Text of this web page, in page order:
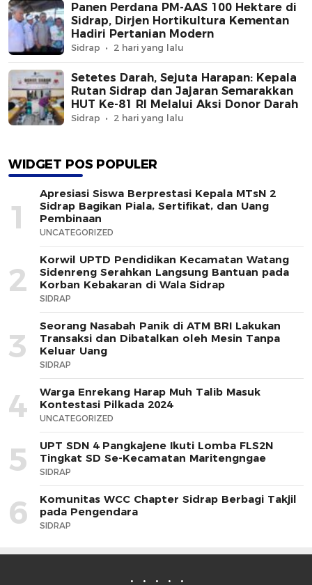
Panen Perdana PM-AAS 100 Hektare di
Sidrap, Dirjen Hortikultura Kementan
Hadiri Pertanian Modern
Sidrap 2 hari yang lalu
Setetes Darah, Sejuta Harapan: Kepala
Rutan Sidrap dan Jajaran Semarakkan
HUT Ke-81 RI Melalui Aksi Donor Darah
Sidrap 2 hari yang lalu
WIDGET POS POPULER
1
Apresiasi Siswa Berprestasi Kepala MTsN 2
Sidrap Bagikan Piala, Sertifikat, dan Uang
Pembinaan
UNCATEGORIZED
2
Korwil UPTD Pendidikan Kecamatan Watang
Sidenreng Serahkan Langsung Bantuan pada
Korban Kebakaran di Wala Sidrap
SIDRAP
3
Seorang Nasabah Panik di ATM BRI Lakukan
Transaksi dan Dibatalkan oleh Mesin Tanpa
Keluar Uang
SIDRAP
4
Warga Enrekang Harap Muh Talib Masuk
Kontestasi Pilkada 2024
UNCATEGORIZED
5
UPT SDN 4 Pangkajene Ikuti Lomba FLS2N
Tingkat SD Se-Kecamatan Maritengngae
SIDRAP
6
Komunitas WCC Chapter Sidrap Berbagi Takjil
pada Pengendara
SIDRAP